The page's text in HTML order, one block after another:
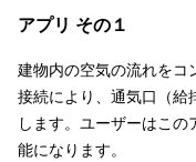
アプリ その１
建物内の空気の流れをコ
接続により、通気口（給
します。ユーザーはこ
能になります。